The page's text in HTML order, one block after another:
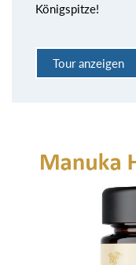
Königspitze!
Tour anzeigen